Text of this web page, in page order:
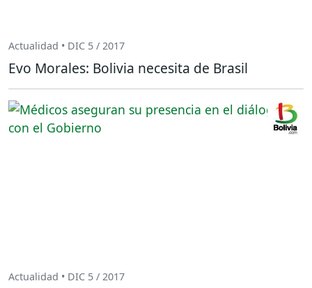
Actualidad • DIC 5 / 2017
Evo Morales: Bolivia necesita de Brasil
Actualidad • DIC 5 / 2017